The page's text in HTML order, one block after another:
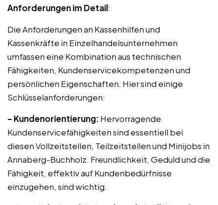
Anforderungen im Detail:
Die Anforderungen an Kassenhilfen und
Kassenkräfte in Einzelhandelsunternehmen
umfassen eine Kombination aus technischen
Fähigkeiten, Kundenservicekompetenzen und
persönlichen Eigenschaften. Hier sind einige
Schlüsselanforderungen:
– Kundenorientierung: Hervorragende
Kundenservicefähigkeiten sind essentiell bei
diesen Vollzeitstellen, Teilzeitstellen und Minijobs in
Annaberg-Buchholz. Freundlichkeit, Geduld und die
Fähigkeit, effektiv auf Kundenbedürfnisse
einzugehen, sind wichtig.